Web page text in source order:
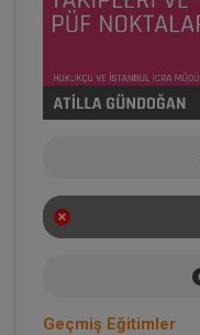
Geçmiş Eğitimler